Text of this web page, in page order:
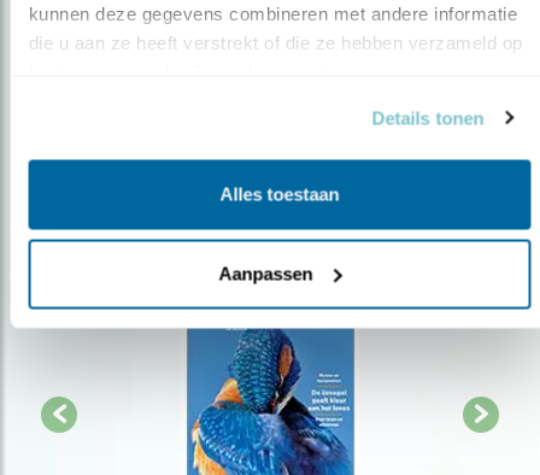
kunnen deze gegevens combineren met andere informatie
die u aan ze heeft verstrekt of die ze hebben verzameld op
Details tonen
Alles toestaan
Aanpassen
over vogels en activiteiten van Vogelbescherming.